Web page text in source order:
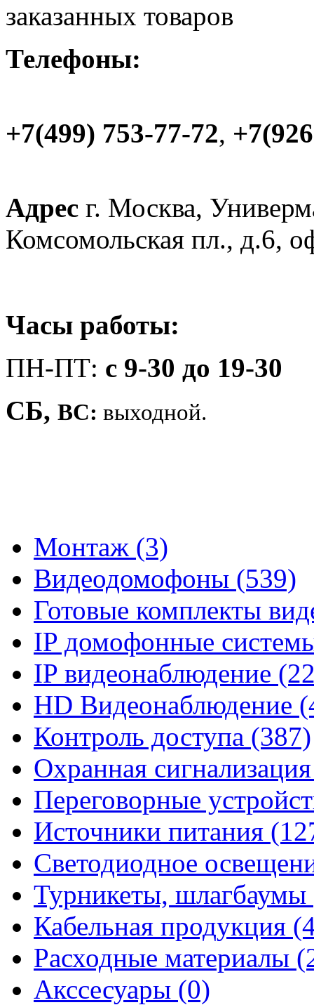
заказанных товаров
Телефоны:
+7(499) 753-77-72,
Адрес г. Москва,
Комсомольская пл., д.6,
Часы работы:
ПН-ПТ: c 9-30 до 19-30
СБ, ВС: выходной.
Монтаж (3)
Видеодомофоны (539)
Готовые комплекты
IP домофонные
IP видеонаблюдение
HD Видеонаблюдение
Контроль доступа (387)
Охранная
Переговорные
Источники питания
Светодиодное
Турникеты, шлагбаумы
Кабельная продукция
Расходные материалы
Акссесуары (0)